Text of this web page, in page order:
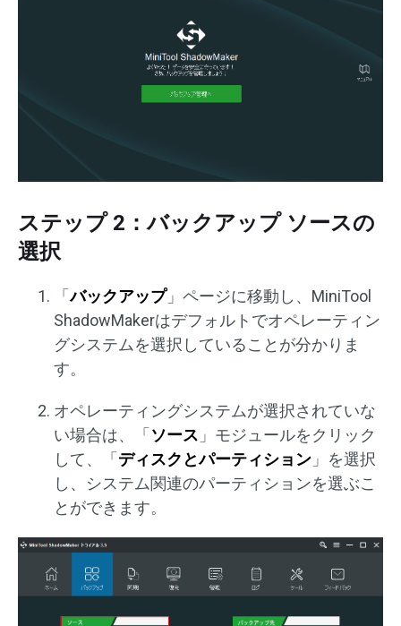
ステップ 2：バックアップ ソースの
選択
「バックアップ」ページに移動し、MiniTool
ShadowMakerはデフォルトでオペレーティン
グシステムを選択していることが分かりま
す。
オペレーティングシステムが選択されていな
い場合は、「ソース 」モジュールをクリック
して、「ディスクとパーティション 」を選択
し、システム関連のパーティションを選ぶこ
とができます。